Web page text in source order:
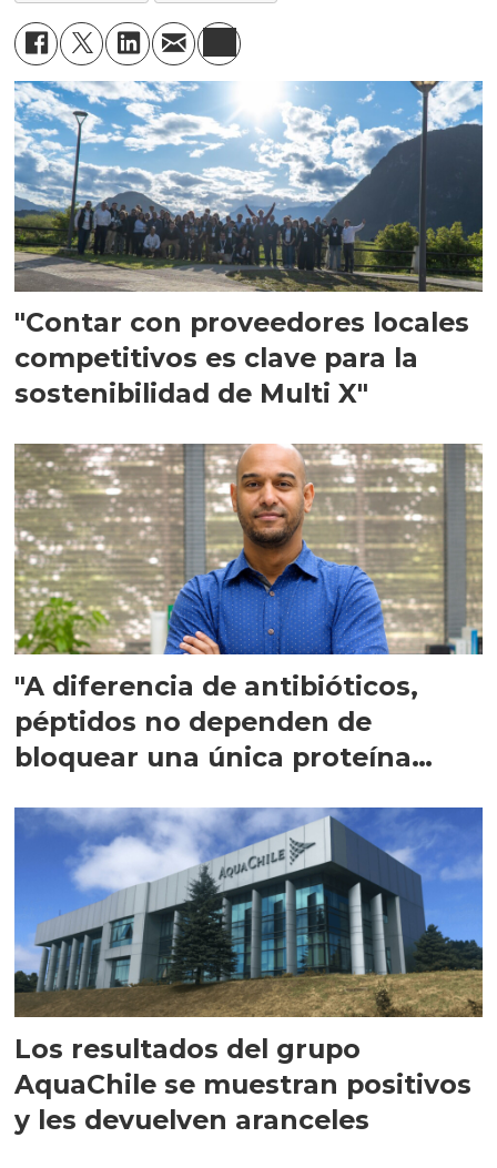
"Contar con proveedores locales
competitivos es clave para la
sostenibilidad de Multi X"
"A diferencia de antibióticos,
péptidos no dependen de
bloquear una única proteína
Los resultados del grupo
AquaChile se muestran positivos
y les devuelven aranceles